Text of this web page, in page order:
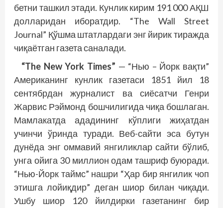
бетни ташкил этади. Кунлик кирим 191 000 АҚШ
долларидан иборатдир. “The Wall Street
Journal” Қўшма штатлардаги энг йирик тиражда
чиқаётган газета саналади.
“The New York Times” — “Нью – Йорк вақти”
Американинг кунлик газетаси 1851 йил 18
сентябрдан журналист ва сиёсатчи Генри
Жарвис Рэймонд бошчилигида чиқа бошлаган.
Мамлакатда ададининг кўплиги жиҳатдан
учинчи ўринда туради. Веб-сайти эса бутун
дунё­­да энг оммавий янгиликлар сайти бўлиб,
унга ойига 30 миллион одам ташриф буюради.
“Нью-Йорк таймс” нашри “Ҳар бир янгилик чоп
этишга лойиқдир” деган шиор билан чиқади.
Ушбу шиор 120 йилдирки газетанинг бир